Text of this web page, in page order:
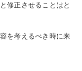
修正させることはと
を考えるべき時に来